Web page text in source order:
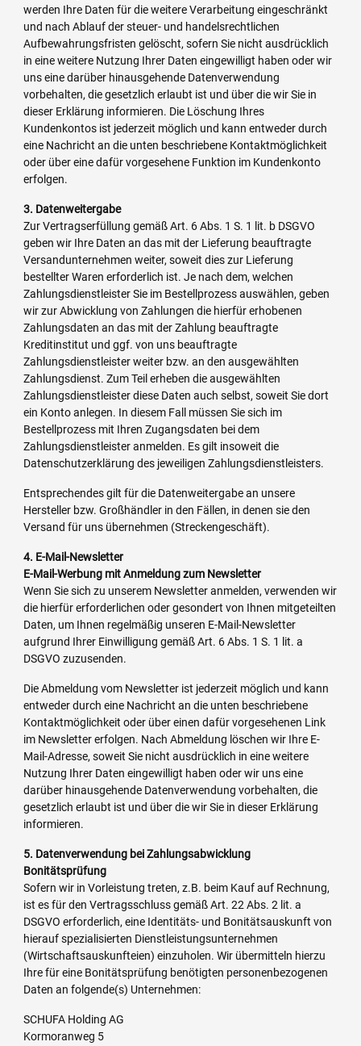
werden Ihre Daten für die weitere Verarbeitung eingeschränkt
und nach Ablauf der steuer- und handelsrechtlichen
Aufbewahrungsfristen gelöscht, sofern Sie nicht ausdrücklich
in eine weitere Nutzung Ihrer Daten eingewilligt haben oder wir
uns eine darüber hinausgehende Datenverwendung
vorbehalten, die gesetzlich erlaubt ist und über die wir Sie in
dieser Erklärung informieren. Die Löschung Ihres
Kundenkontos ist jederzeit möglich und kann entweder durch
eine Nachricht an die unten beschriebene Kontaktmöglichkeit
oder über eine dafür vorgesehene Funktion im Kundenkonto
erfolgen.
3. Datenweitergabe
Zur Vertragserfüllung gemäß Art. 6 Abs. 1 S. 1 lit. b DSGVO
geben wir Ihre Daten an das mit der Lieferung beauftragte
Versandunternehmen weiter, soweit dies zur Lieferung
bestellter Waren erforderlich ist. Je nach dem, welchen
Zahlungsdienstleister Sie im Bestellprozess auswählen, geben
wir zur Abwicklung von Zahlungen die hierfür erhobenen
Zahlungsdaten an das mit der Zahlung beauftragte
Kreditinstitut und ggf. von uns beauftragte
Zahlungsdienstleister weiter bzw. an den ausgewählten
Zahlungsdienst. Zum Teil erheben die ausgewählten
Zahlungsdienstleister diese Daten auch selbst, soweit Sie dort
ein Konto anlegen. In diesem Fall müssen Sie sich im
Bestellprozess mit Ihren Zugangsdaten bei dem
Zahlungsdienstleister anmelden. Es gilt insoweit die
Datenschutzerklärung des jeweiligen Zahlungsdienstleisters.
Entsprechendes gilt für die Datenweitergabe an unsere
Hersteller bzw. Großhändler in den Fällen, in denen sie den
Versand für uns übernehmen (Streckengeschäft).
4. E-Mail-Newsletter
E-Mail-Werbung mit Anmeldung zum Newsletter
Wenn Sie sich zu unserem Newsletter anmelden, verwenden wir
die hierfür erforderlichen oder gesondert von Ihnen mitgeteilten
Daten, um Ihnen regelmäßig unseren E-Mail-Newsletter
aufgrund Ihrer Einwilligung gemäß Art. 6 Abs. 1 S. 1 lit. a
DSGVO zuzusenden.
Die Abmeldung vom Newsletter ist jederzeit möglich und kann
entweder durch eine Nachricht an die unten beschriebene
Kontaktmöglichkeit oder über einen dafür vorgesehenen Link
im Newsletter erfolgen. Nach Abmeldung löschen wir Ihre E-
Mail-Adresse, soweit Sie nicht ausdrücklich in eine weitere
Nutzung Ihrer Daten eingewilligt haben oder wir uns eine
darüber hinausgehende Datenverwendung vorbehalten, die
gesetzlich erlaubt ist und über die wir Sie in dieser Erklärung
informieren.
5. Datenverwendung bei Zahlungsabwicklung
Bonitätsprüfung
Sofern wir in Vorleistung treten, z.B. beim Kauf auf Rechnung,
ist es für den Vertragsschluss gemäß Art. 22 Abs. 2 lit. a
DSGVO erforderlich, eine Identitäts- und Bonitätsauskunft von
hierauf spezialisierten Dienstleistungsunternehmen
(Wirtschaftsauskunfteien) einzuholen. Wir übermitteln hierzu
Ihre für eine Bonitätsprüfung benötigten personenbezogenen
Daten an folgende(s) Unternehmen:
SCHUFA Holding AG
Kormoranweg 5